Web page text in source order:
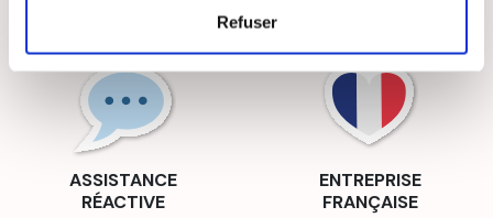
Refuser
ASSISTANCE
RÉACTIVE
ENTREPRISE
FRANÇAISE